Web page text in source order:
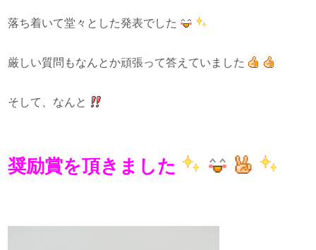
落ち着いて堂々とした発表でした
厳しい質問もなんとか頑張って答えていました
そして、なんと
奨励賞を頂きました